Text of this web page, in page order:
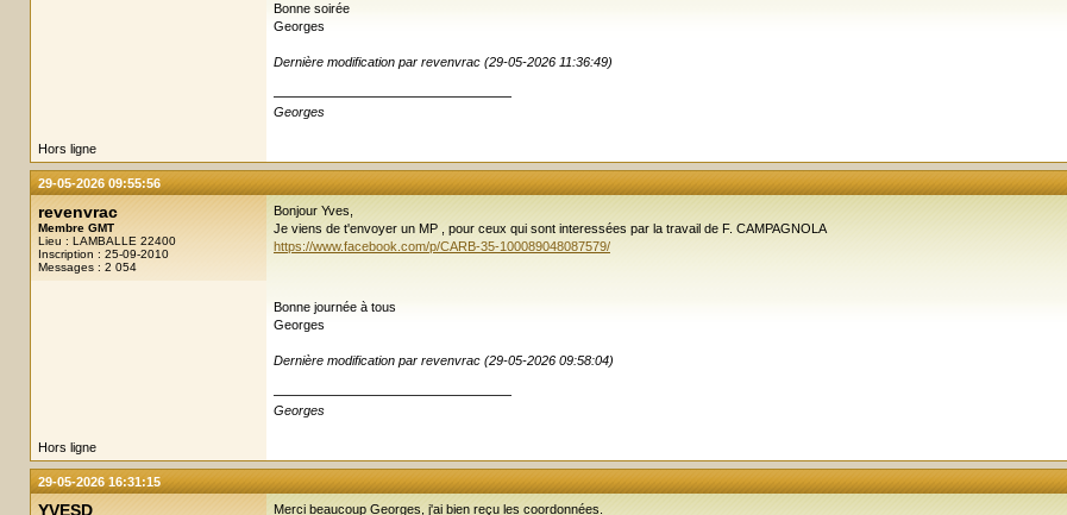
Bonne soirée
Georges
Dernière modification par revenvrac (29-05-2026 11:36:49)
Georges
Hors ligne
29-05-2026 09:55:56
revenvrac
Membre GMT
Lieu : LAMBALLE 22400
Inscription : 25-09-2010
Messages : 2 054
Bonjour Yves,
Je viens de t'envoyer un MP , pour ceux qui sont interessées par la travail de F. CAMPAGNOLA
https://www.facebook.com/p/CARB-35-100089048087579/
Bonne journée à tous
Georges
Dernière modification par revenvrac (29-05-2026 09:58:04)
Georges
Hors ligne
29-05-2026 16:31:15
YVESD Merci beaucoup Georges, j'ai bien reçu les coordonnées.